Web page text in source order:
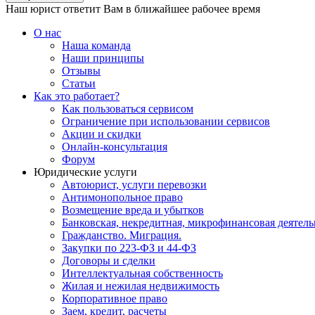
Наш юрист ответит Вам в ближайшее рабочее время
О нас
Наша команда
Наши принципы
Отзывы
Статьи
Как это работает?
Как пользоваться сервисом
Ограничение при использовании сервисов
Акции и скидки
Онлайн-консультация
Форум
Юридические услуги
Автоюрист, услуги перевозки
Антимонопольное право
Возмещение вреда и убытков
Банковская, некредитная, микрофинансовая
Гражданство. Миграция.
Закупки по 223-ФЗ и 44-ФЗ
Договоры и сделки
Интеллектуальная собственность
Жилая и нежилая недвижимость
Корпоративное право
Заем, кредит, расчеты